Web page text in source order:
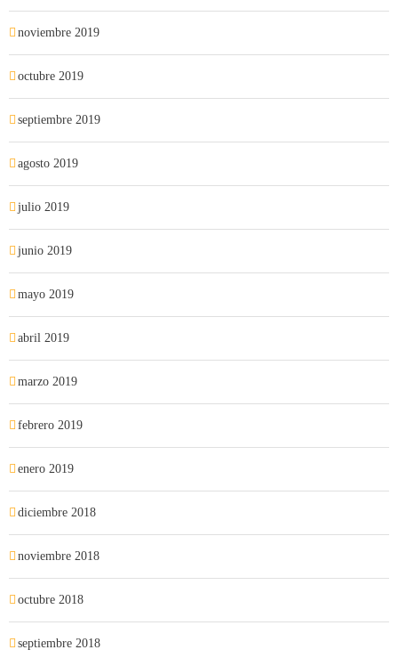
noviembre 2019
octubre 2019
septiembre 2019
agosto 2019
julio 2019
junio 2019
mayo 2019
abril 2019
marzo 2019
febrero 2019
enero 2019
diciembre 2018
noviembre 2018
octubre 2018
septiembre 2018